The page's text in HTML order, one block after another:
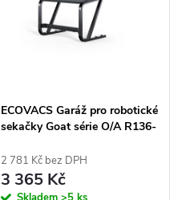
ECOVACS Garáž pro robotické
sekačky Goat série O/A R136-
2 781 Kč bez DPH
3 365 Kč